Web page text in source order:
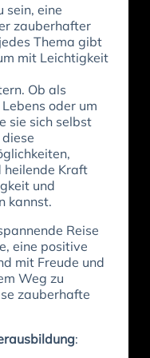
sein, eine
zauberhafter
Thema gibt
mit Leichtigkeit
Ob als
oder um
sie sich selbst
heilende Kraft
und
kannst.
Reise
eine positive
mit Freude und
Weg zu
zauberhafte
: